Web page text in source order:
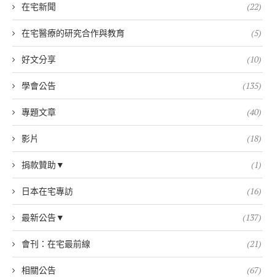
在宅新聞 (22)
在宅醫療的研究合作與教育 (5)
好文分享 (10)
學會公告 (135)
專題文章 (40)
影片 (18)
捐款贊助▼ (1)
日本在宅專訪 (16)
最新公告▼ (137)
會刊：在宅最前線 (21)
相關公告 (67)